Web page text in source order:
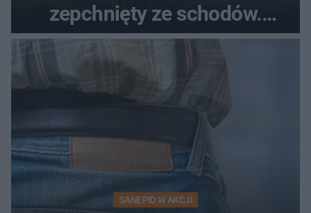
zepchnięty ze schodów.
Szokujące nagranie krąży po
sieci
SANEPID W AKCJI